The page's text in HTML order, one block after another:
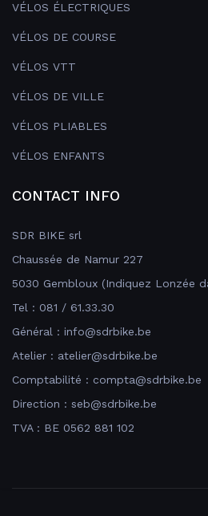
VÉLOS ÉLECTRIQUES
VÉLOS DE COURSE
VÉLOS VTT
VÉLOS DE VILLE
VÉLOS PLIABLES
VÉLOS ENFANTS
CONTACT INFO
SDR BIKE srl
Chaussée de Namur 227
5030 Gembloux (Indiquez Lonzée
Tel : 081 / 61.33.30
Général : info@sdrbike.be
Atelier : atelier@sdrbike.be
Comptabilité : compta@sdrbike.be
Direction : seb@sdrbike.be
TVA : BE 0562 881 102